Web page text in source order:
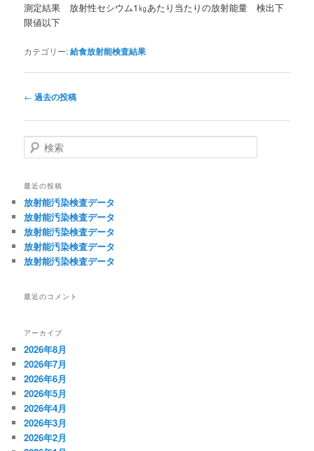
測定結果 放射性セシウム1㎏あたり当たりの放射能量 検出下
限値以下
カテゴリー:給食放射能検査結果
投
ナ
ビ
ゲ
シ
ョ
ン
← 過去の投稿
検
索
最近の投稿
放射能汚染検査データ
放射能汚染検査データ
放射能汚染検査データ
放射能汚染検査データ
放射能汚染検査データ
最近のコメント
アーカイブ
2026年8月
2026年7月
2026年6月
2026年5月
2026年4月
2026年3月
2026年2月